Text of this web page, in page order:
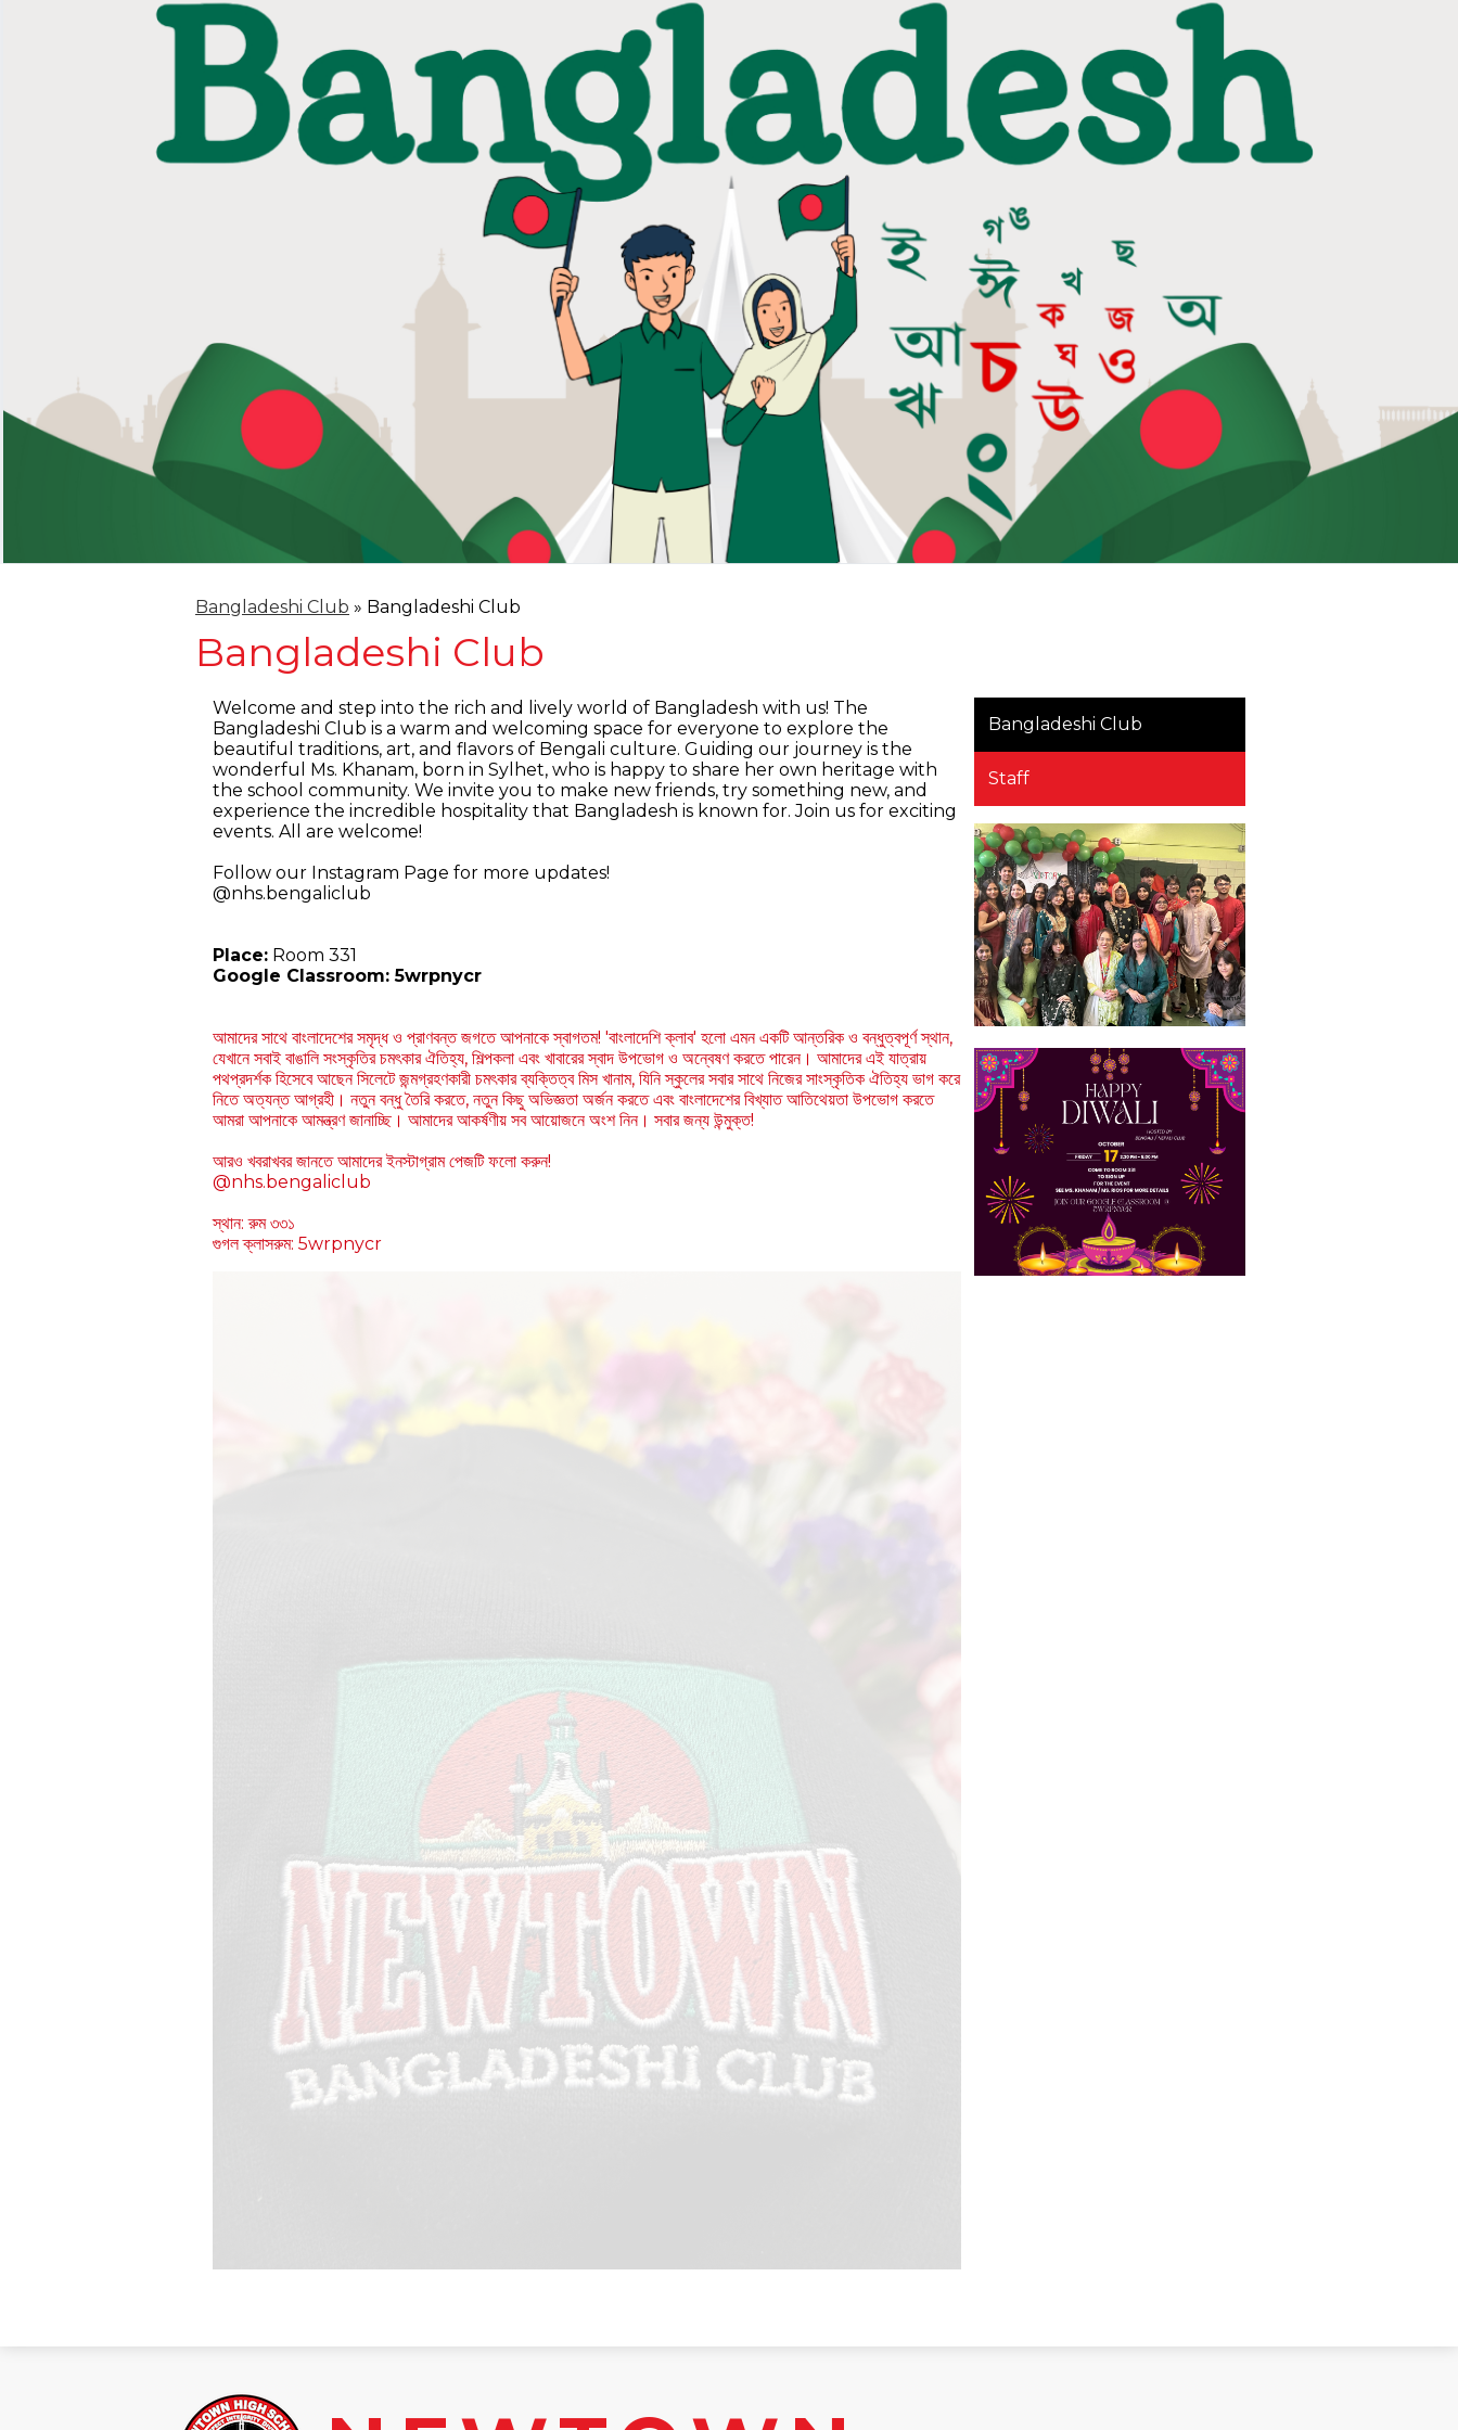
Bangladeshi Club » Bangladeshi Club
Bangladeshi Club
Welcome and step into the rich and lively world of Bangladesh with us! The
Bangladeshi Club is a warm and welcoming space for everyone to explore the
beautiful traditions, art, and flavors of Bengali culture. Guiding our journey is the
wonderful Ms. Khanam, born in Sylhet, who is happy to share her own heritage with
the school community. We invite you to make new friends, try something new, and
experience the incredible hospitality that Bangladesh is known for. Join us for exciting
events. All are welcome!
Follow our Instagram Page for more updates!
@nhs.bengaliclub
Place: Room 331
Google Classroom: 5wrpnycr
আমাদের সাথে বাংলাদেশের সমৃদ্ধ ও প্রাণবন্ত জগতে আপনাকে স্বাগতম! 'বাংলাদেশি ক্লাব' হলো এমন একটি আন্তরিক ও বন্ধুত্বপূর্ণ স্থান,
যেখানে সবাই বাঙালি সংস্কৃতির চমৎকার ঐতিহ্য, শিল্পকলা এবং খাবারের স্বাদ উপভোগ ও অন্বেষণ করতে পারেন। আমাদের এই যাত্রায়
পথপ্রদর্শক হিসেবে আছেন সিলেটে জন্মগ্রহণকারী চমৎকার ব্যক্তিত্ব মিস খানাম, যিনি স্কুলের সবার সাথে নিজের সাংস্কৃতিক ঐতিহ্য ভাগ করে
নিতে অত্যন্ত আগ্রহী। নতুন বন্ধু তৈরি করতে, নতুন কিছু অভিজ্ঞতা অর্জন করতে এবং বাংলাদেশের বিখ্যাত আতিথেয়তা উপভোগ করতে
আমরা আপনাকে আমন্ত্রণ জানাচ্ছি। আমাদের আকর্ষণীয় সব আয়োজনে অংশ নিন। সবার জন্য উন্মুক্ত!
আরও খবরাখবর জানতে আমাদের ইনস্টাগ্রাম পেজটি ফলো করুন!
@nhs.bengaliclub
স্থান: রুম ৩৩১
গুগল ক্লাসরুম: 5wrpnycr
Bangladeshi Club
Staff